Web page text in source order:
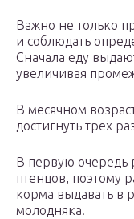
Важно не только
и соблюдать
Сначала еду
увеличивая
В месячном
достигнуть трех
В первую очередь
птенцов, поэтому
корма выдавать в
молодняка.